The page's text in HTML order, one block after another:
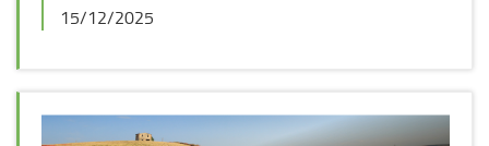
15/12/2025